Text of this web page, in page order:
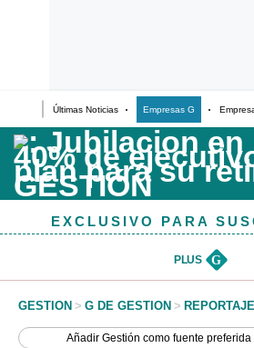
Últimas Noticias Empresas G
Últimas Noticias
Casos de Estudio
Columnistas
InfografíasEXCLUSIVO PARA
PLUS G
GESTION > G DE GESTION > REPORTAJE
AñadirGestión como fuente preferida